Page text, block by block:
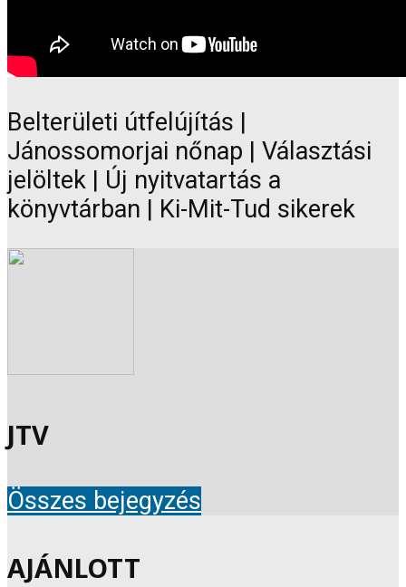
Belterületi útfelújítás |
Jánossomorjai nőnap | Választási
jelöltek | Új nyitvatartás a
könyvtárban | Ki-Mit-Tud sikerek
JTV
Összes bejegyzés
AJÁNLOTT